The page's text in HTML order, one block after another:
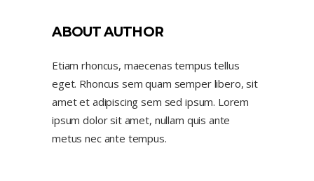
ABOUT AUTHOR
Etiam rhoncus, maecenas tempus tellus
eget. Rhoncus sem quam semper libero, sit
amet et adipiscing sem sed ipsum. Lorem
ipsum dolor sit amet, nullam quis ante
metus nec ante tempus.